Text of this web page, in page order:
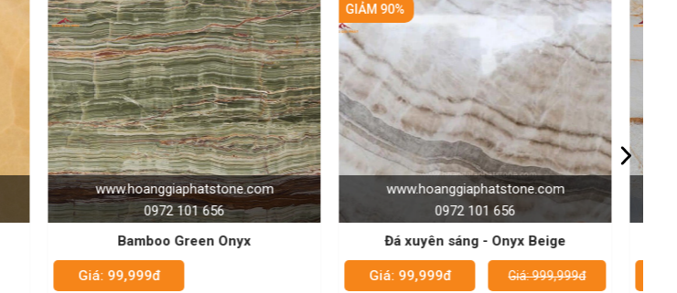
www.hoanggiaphatstone.com
0972 101 656
GIẢM 90%
Đá xuyên sáng - Onyx Beige
Giá: 99,999đ
www.hoanggiaphatstone.com
0972 101 656
Đá xuyên sáng - onyx trắng ngọc
Giá: 99,999đ